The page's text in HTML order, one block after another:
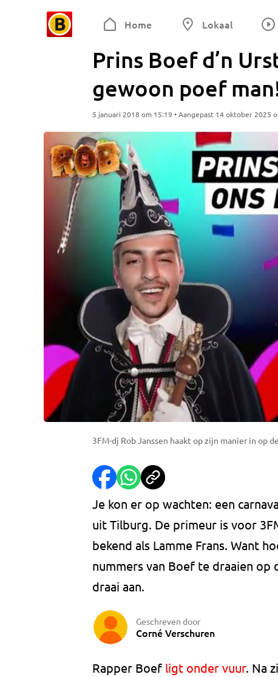
Home Lokaal
Prins Boef d’n
gewoon poef
5 januari 2018 om 15:19 • Aangepast 14 oktober 2025
3FM-dj Rob Janssen haakt op zijn manier in op
Je kon er op wachten: een
uit Tilburg. De primeur is voor
bekend als Lamme Frans. Want
nummers van Boef te draaien op
draai aan.
Geschreven door
Corné Verschuren
Rapper Boef ligt onder vuur. Na